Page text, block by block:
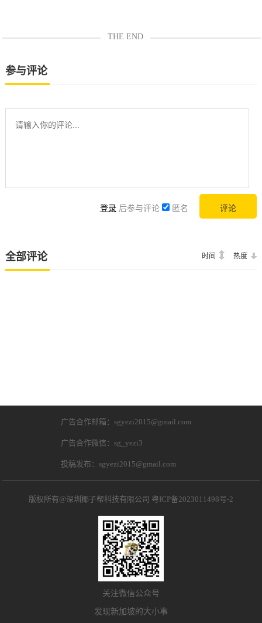
THE END
参与评论
登录 后参与评论 匿名
全部评论 时间 热度
广告合作邮箱：sgyezi2015@gmail.com
广告合作微信：sg_yezi3
投稿发布：sgyezi2015@gmail.com
版权所有@深圳椰子帮科技有限公司 粤ICP备2023011498号-2
关注微信公众号
发现新加坡的大小事